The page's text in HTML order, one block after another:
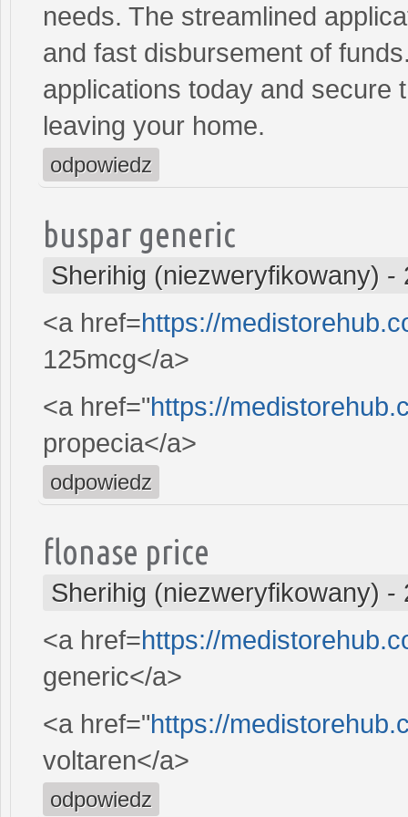
needs. The streamlined
and fast disbursement of
applications today and secure
leaving your home.
odpowiedz
buspar generic
Sherihig (niezweryfikowany) -
<a href=https://
125mcg</a>
<a href="https://
propecia</a>
odpowiedz
flonase price
Sherihig (niezweryfikowany) -
<a href=https://
generic</a>
<a href="https://
voltaren</a>
odpowiedz